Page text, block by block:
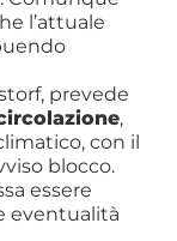
l’attuale
prevede
,
con il
blocco.
essere
eventualità